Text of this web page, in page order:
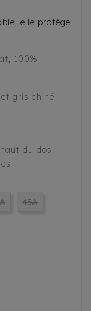
elle protège
100%
gris chiné
du dos
45A